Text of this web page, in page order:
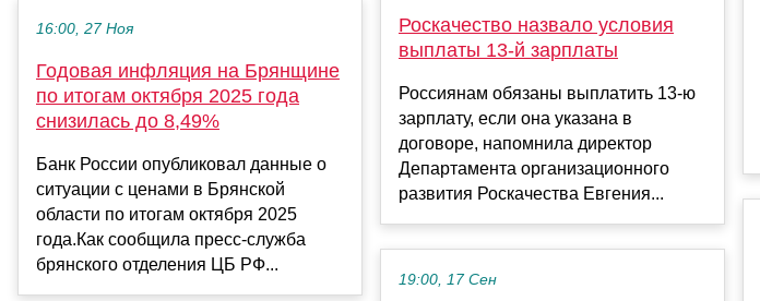
16:00, 27 Ноя
Годовая инфляция на Брянщине
по итогам октября 2025 года
снизилась до 8,49%
Банк России опубликовал данные о
ситуации с ценами в Брянской
области по итогам октября 2025
года.Как сообщила пресс-служба
брянского отделения ЦБ РФ...
Роскачество назвало условия
выплаты 13-й зарплаты
Россиянам обязаны выплатить 13-ю
зарплату, если она указана в
договоре, напомнила директор
Департамента организационного
развития Роскачества Евгения...
19:00, 17 Сен